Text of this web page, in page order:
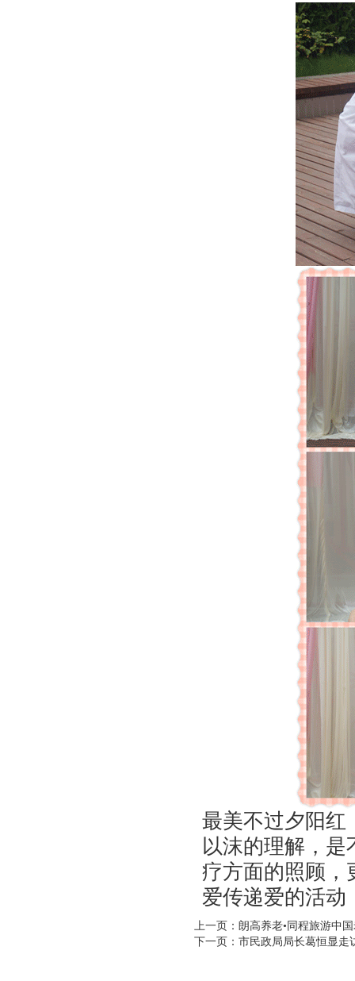
最美不过夕阳红
以沫的理解，是
疗方面的照顾，
爱传递爱的活动
上一页：朗高养老•同程旅游中
下一页：市民政局局长葛恒显走